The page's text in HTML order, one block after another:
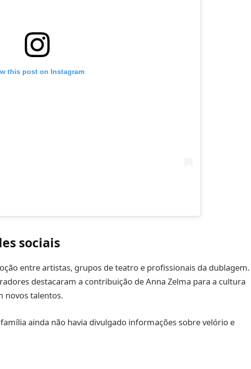
this post on Instagram
sociais
entre artistas, grupos de teatro e profissionais da dublagem.
destacaram a contribuição de Anna Zelma para a cultura
novos talentos.
ainda não havia divulgado informações sobre velório e